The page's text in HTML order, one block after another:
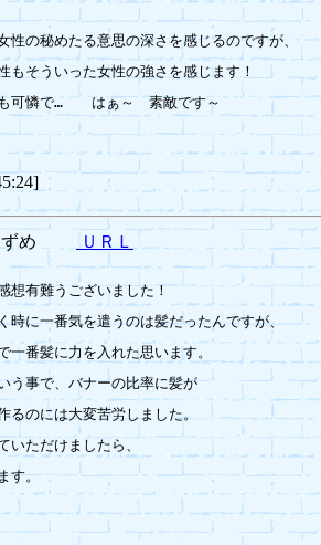
性の秘めたる意思の深さを感じるのですが、
もそういった女性の強さを感じます！
可憐で…　　はぁ～　素敵です～
ずめ ＵＲＬ
想有難うございました！
時に一番気を遣うのは髪だったんですが、
一番髪に力を入れた思います。
う事で、バナーの比率に髪が
るのには大変苦労しました。
いただけましたら、
す。